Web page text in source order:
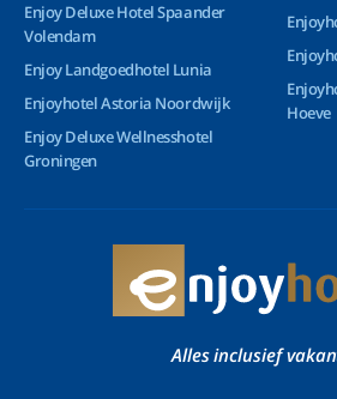
Enjoy Deluxe Hotel Spaander
Volendam
Enjoy Landgoedhotel Lunia
Enjoyhotel Astoria Noordwijk
Enjoy Deluxe Wellnesshotel
Groningen
Hoeve
Alles inclusief